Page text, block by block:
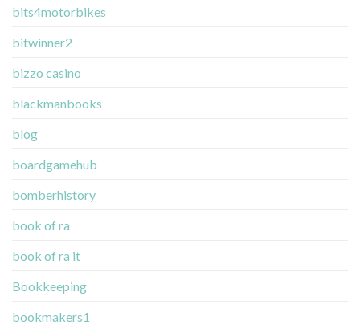
bits4motorbikes
bitwinner2
bizzo casino
blackmanbooks
blog
boardgamehub
bomberhistory
book of ra
book of ra it
Bookkeeping
bookmakers1